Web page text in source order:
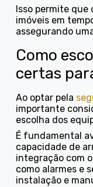
Isso permite que
imóveis em
assegurando
Como
certas
Ao optar pela
importante
escolha dos
É fundamental
capacidade de
integração com
como alarmes e
instalação e